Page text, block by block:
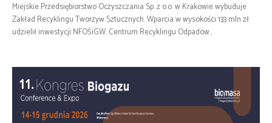
Miejskie Przedsiębiorstwo Oczyszczania Sp. z o.o. w Krakowie wybuduje
Zakład Recyklingu Tworzyw Sztucznych. Wparcia w wysokości 133 mln zł
udzielił inwestycji NFOŚiGW. Centrum Recyklingu Odpadów...